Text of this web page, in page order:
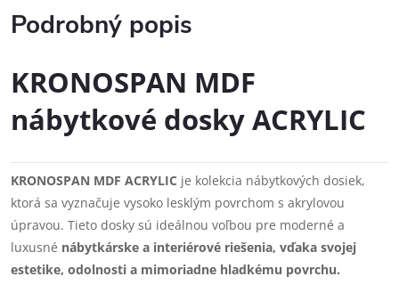
Podrobný popis
KRONOSPAN MDF
nábytkové dosky ACRYLIC
KRONOSPAN MDF ACRYLIC je kolekcia nábytkových dosiek,
ktorá sa vyznačuje vysoko lesklým povrchom s akrylovou
úpravou. Tieto dosky sú ideálnou voľbou pre moderné a
luxusné nábytkárske a interiérové riešenia, vďaka svojej
estetike, odolnosti a mimoriadne hladkému povrchu.